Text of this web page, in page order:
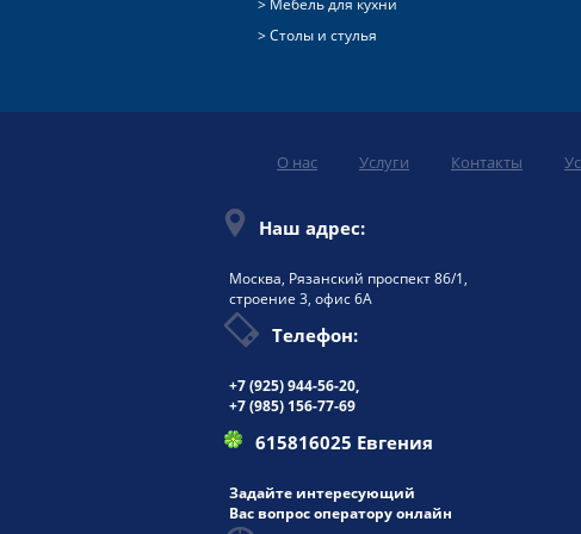
Столы и стулья
О нас Услуги Контакты
Наш адрес:
Москва, Рязанский проспект 86/1,
строение 3, офис 6А
Телефон:
+7 (925)944-56-20,
+7 (985) 156-77-69
615816025 Евгения
Задайте интересующий
Вас вопрос оператору онлайн